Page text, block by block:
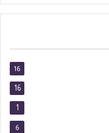
16
16
1
6